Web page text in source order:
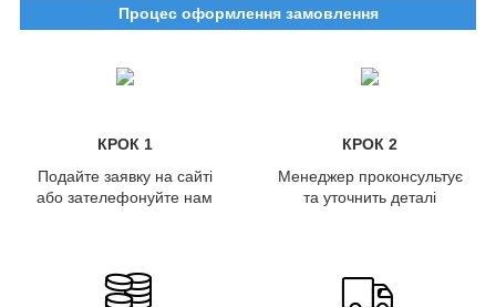
Процес оформлення замовлення
КРОК 1
КРОК 2
Подайте заявку на сайті
або зателефонуйте нам
Менеджер проконсультує
та уточнить деталі